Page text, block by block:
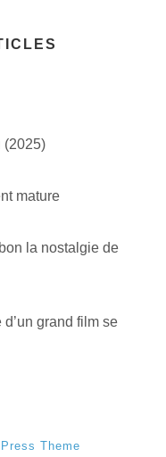
(2025)
mature
la nostalgie de
grand film se
Theme